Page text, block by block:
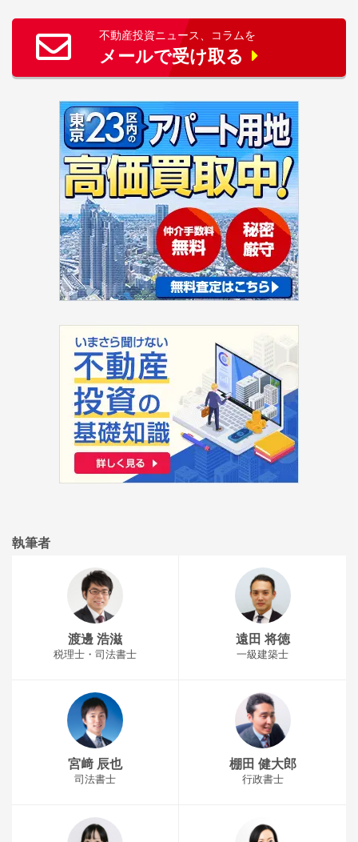
不動産投資ニュース、コラムを
メールで受け取る
執筆者
渡邊 浩滋
税理士・司法書士
遠田 将徳
一級建築士
宮﨑 辰也
司法書士
棚田 健大郎
行政書士